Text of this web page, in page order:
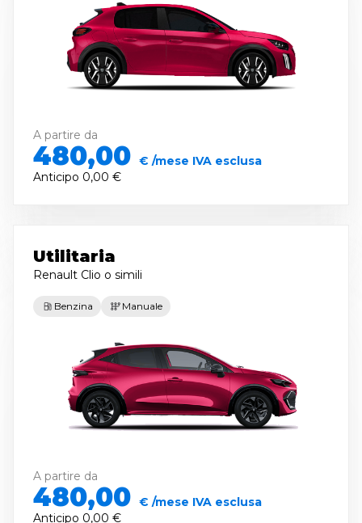
A partire da
480,00 € /mese IVA esclusa
Anticipo 0,00 €
Utilitaria
Renault Clio o simili
Benzina Manuale
A partire da
480,00 € /mese IVA esclusa
Anticipo 0,00 €